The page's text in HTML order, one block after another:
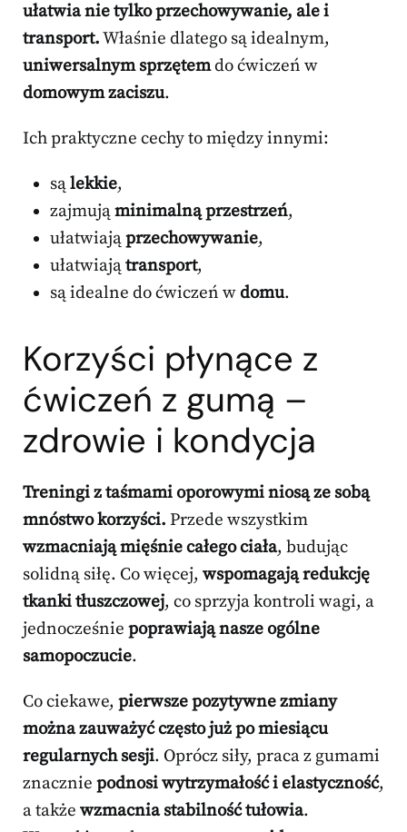
ułatwia nie tylko przechowywanie, ale i
transport.Właśnie dlatego są idealnym,
uniwersalnym sprzętemdo ćwiczeń w
domowym zaciszu.
Ich praktyczne cechy to między innymi:
sąlekkie,
zajmująminimalną przestrzeń,
ułatwiająprzechowywanie,
ułatwiajątransport,
są idealne do ćwiczeń wdomu.
Korzyści płynące z
ćwiczeń z gumą –
zdrowie i kondycja
Treningi z taśmami oporowymi niosą ze sobą
mnóstwo korzyści. Przede wszystkim
wzmacniają mięśnie całego ciała, budując
solidną siłę. Co więcej, wspomagają redukcję
tkanki tłuszczowej, co sprzyja kontroli wagi, a
jednocześnie poprawiają nasze ogólne
samopoczucie.
Co ciekawe, pierwsze pozytywne zmiany
można zauważyć często już po miesiącu
regularnych sesji. Oprócz siły, praca z gumami
znacznie podnosi wytrzymałość i elastyczność,
a także wzmacnia stabilność tułowia.